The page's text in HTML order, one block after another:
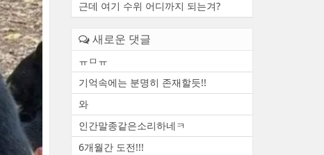
근데 여기 수위 어디까지 되는겨?
새로운 댓글
ㅠㅁㅠ
기억속에는 분명히 존재할듯!!
와
인간말종같은소리하네ㅋ
6개월간 도전!!!